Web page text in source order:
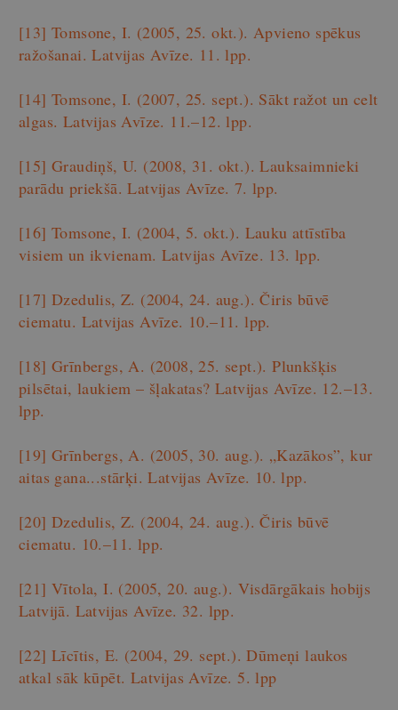
[13] Tomsone, I. (2005, 25. okt.). Apvieno spēkus
ražošanai. Latvijas Avīze. 11. lpp.
[14] Tomsone, I. (2007, 25. sept.). Sākt ražot un celt
algas. Latvijas Avīze. 11.–12. lpp.
[15] Graudiņš, U. (2008, 31. okt.). Lauksaimnieki
parādu priekšā. Latvijas Avīze. 7. lpp.
[16] Tomsone, I. (2004, 5. okt.). Lauku attīstība
visiem un ikvienam. Latvijas Avīze. 13. lpp.
[17] Dzedulis, Z. (2004, 24. aug.). Čiris būvē
ciematu. Latvijas Avīze. 10.–11. lpp.
[18] Grīnbergs, A. (2008, 25. sept.). Plunkšķis
pilsētai, laukiem – šļakatas? Latvijas Avīze. 12.–13.
lpp.
[19] Grīnbergs, A. (2005, 30. aug.). „Kazākos”, kur
aitas gana...stārķi. Latvijas Avīze. 10. lpp.
[20] Dzedulis, Z. (2004, 24. aug.). Čiris būvē
ciematu. 10.–11. lpp.
[21] Vītola, I. (2005, 20. aug.). Visdārgākais hobijs
Latvijā. Latvijas Avīze. 32. lpp.
[22] Līcītis, E. (2004, 29. sept.). Dūmeņi laukos
atkal sāk kūpēt. Latvijas Avīze. 5. lpp